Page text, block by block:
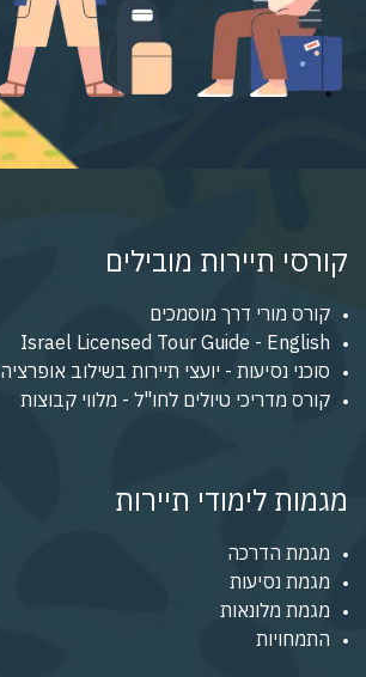
קורסי תיירות מובילים
קורס מורי דרך מוסמכים
Israel Licensed Tour Guide - English
סוכני נסיעות - יועצי תיירות בשילוב אופרציה
קורס מדריכי טיולים לחו"ל - מלווי קבוצות
מגמות לימודי תיירות
מגמת הדרכה
מגמת נסיעות
מגמת מלונאות
התמחויות